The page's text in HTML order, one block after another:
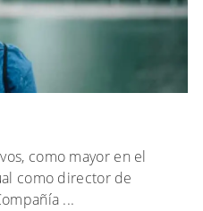
como mayor en el
como director de
...